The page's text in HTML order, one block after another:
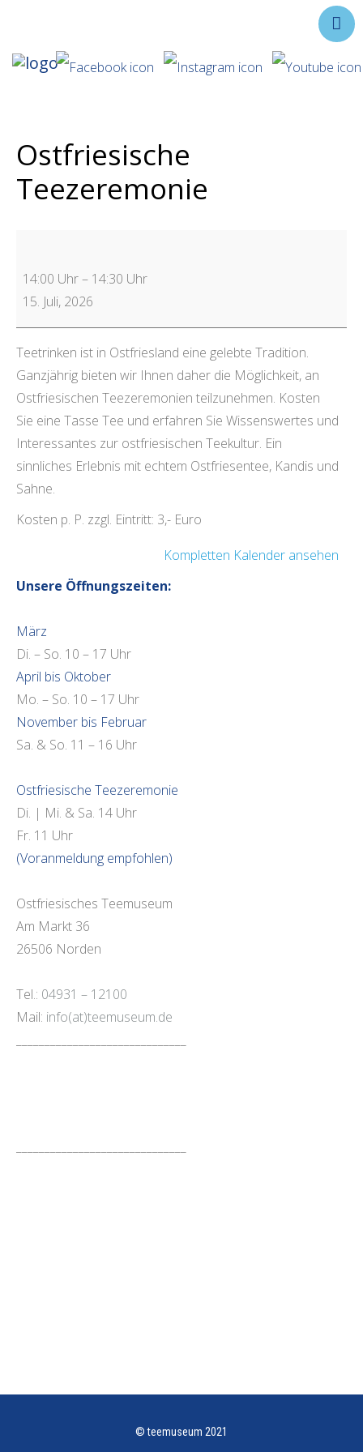
Forschung
Über uns
Service
Ostfriesische
Teezeremonie
14:00 Uhr– 14:30 Uhr
15. Juli, 2026
Teetrinken ist in Ostfriesland eine gelebte Tradition.
Ganzjährig bieten wir Ihnen daher die Möglichkeit, an
Ostfriesischen Teezeremonien teilzunehmen. Kosten
Sie eine Tasse Tee und erfahren Sie Wissenswertes und
Interessantes zur ostfriesischen Teekultur. Ein
sinnliches Erlebnis mit echtem Ostfriesentee, Kandis und
Sahne.
Kosten p. P. zzgl. Eintritt: 3,- Euro
Kompletten Kalender ansehen
Unsere Öffnungszeiten:
März
Di. – So. 10 – 17 Uhr
April bis Oktober
Mo. – So. 10 – 17 Uhr
November bis Februar
Sa. & So. 11 – 16 Uhr
Ostfriesische Teezeremonie
Di. | Mi. & Sa. 14 Uhr
Fr. 11 Uhr
(Voranmeldung empfohlen)
Ostfriesisches Teemuseum
Am Markt 36
26506 Norden
Tel.: 04931 – 12100
Mail: info(at)teemuseum.de
© teemuseum 2021